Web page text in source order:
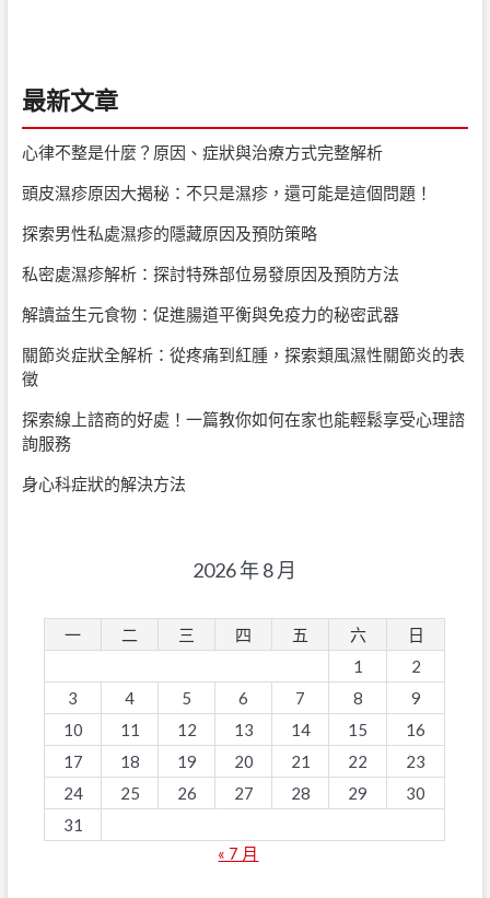
最新文章
心律不整是什麼？原因、症狀與治療方式完整解析
頭皮濕疹原因大揭秘：不只是濕疹，還可能是這個問題！
探索男性私處濕疹的隱藏原因及預防策略
私密處濕疹解析：探討特殊部位易發原因及預防方法
解讀益生元食物：促進腸道平衡與免疫力的秘密武器
關節炎症狀全解析：從疼痛到紅腫，探索類風濕性關節炎的表
徵
探索線上諮商的好處！一篇教你如何在家也能輕鬆享受心理諮
詢服務
身心科症狀的解決方法
2026 年 8 月
一 二 三 四 五 六
日
1
2
3
4 5 6 7 8
9
10
11 12 13 14 15
16
17
18 19 20 21 22
23
24
25 26 27 28 29
30
31
« 7 月